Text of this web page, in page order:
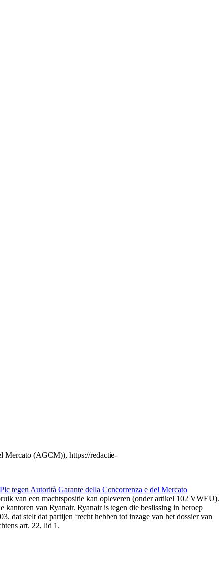
Mercato (AGCM)), https://redactie-
tegen Autorità Garante della Concorrenza e del Mercato
van een machtspositie kan opleveren (onder artikel 102 VWEU).
kantoren van Ryanair. Ryanair is tegen die beslissing in beroep
dat stelt dat partijen ‘recht hebben tot inzage van het dossier van
art. 22, lid 1.